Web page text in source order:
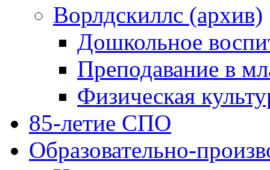
Ворлдскиллс (архив)
Дошкольное
Преподавание в
Физическая
85-летие СПО
Образовательно-